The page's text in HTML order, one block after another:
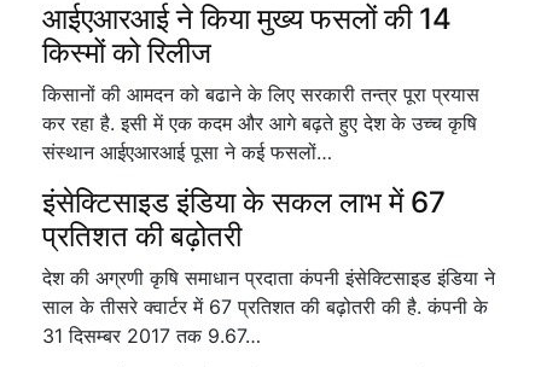
आईएआरआई ने किया मुख्य फसलों की 14
किस्मों को रिलीज
किसानों की आमदन को बढाने के लिए सरकारी तन्त्र पूरा प्रयास
कर रहा है. इसी में एक कदम और आगे बढ़ते हुए देश के उच्च कृषि
संस्थान आईएआरआई पूसा ने कई फसलों…
इंसेक्टिसाइड इंडिया के सकल लाभ में 67
प्रतिशत की बढ़ोतरी
देश की अग्रणी कृषि समाधान प्रदाता कंपनी इंसेक्टिसाइड इंडिया ने
साल के तीसरे क्वार्टर में 67 प्रतिशत की बढ़ोतरी की है. कंपनी के
31 दिसम्बर 2017 तक 9.67…